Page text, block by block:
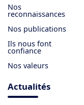
Nos
reconnaissances
Nos publications
Ils nous font
confiance
Nos valeurs
Actualités